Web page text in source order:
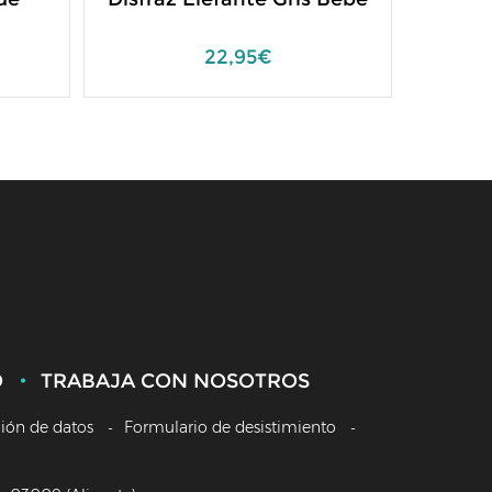
22,95€
TRABAJA CON NOSOTROS
de datos
Formulario de desistimiento